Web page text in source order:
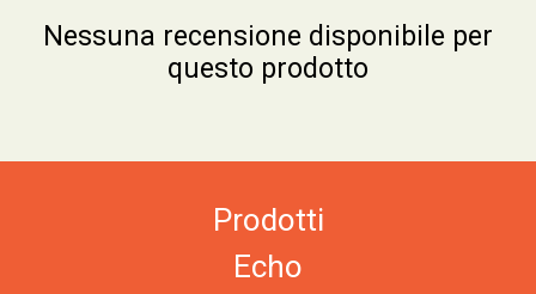
Nessuna recensione disponibile per
questo prodotto
Prodotti
Echo